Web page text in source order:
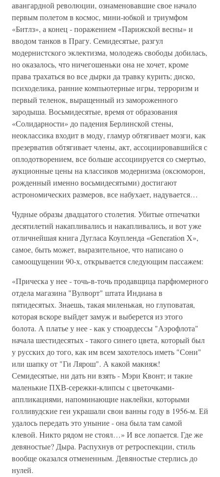
авангардной революции, ознаменовавшие свое начало
первым полетом в космос, мини-юбкой и триумфом
«Битлз», а конец - поражением «Парижской весны» и
вводом танков в Прагу. Семидесятые, разгул
модернистского эклектизма, молодежь свободы добилась,
но оказалось, что ничегошеньки она не хочет, кроме
права трахаться во все дырки да травку курить; диско,
психоделика, ранние компьютерные игры, терроризм и
первый теленок, выращенный из замороженного
зародыша. Восьмидесятые, время от образования
«Солидарности» до падения Берлинской стены,
неоклассика входит в моду, гламур обтягивает мозги, как
презерватив обтягивает члены, акт, ассоциировавшийся с
оплодотворением, все больше ассоциируется со смертью,
аукционные цены на классиков модернизма (оксюморон,
рожденный именно восьмидесятыми) достигают
астрономических размеров, все набухает, надувается…
Чудные образы двадцатого столетия. Убитые отпечатки
десятилетий накапливались и накапливались, и вот уже
отличнейшая книга Дугласа Коупленда «Generation X»,
самое, быть может, выразительное, что написано о
самоощущении 90-х, открывается следующим пассажем:
«Прическа у нее - точь-в-точь продавщица парфюмерного
отдела магазина "Вулворт" штата Индиана в
пятидесятых. Знаешь, такая миленькая, но глуповатая,
которая вскоре выйдет замуж и выберется из этого
болота. А платье у нее - как у стюардессы "Аэрофлота"
начала шестидесятых - такого синего цвета, который был
у русских до того, как им всем захотелось иметь "Сони"
или шапку от "Ги Лярош". А какой макияж!
Семидесятые, ни дать ни взять - Мэри Квонт; и такие
маленькие ПХВ-сережки-клипсы с цветочками-
аппликациями, напоминающие наклейки, которыми
голливудские геи украшали свои ванны году в 1956-м. Ей
удалось передать это уныние - она была там самой
клевой. Никто рядом не стоял…» И все лопается. Где же
девяностые? Дыра. Распухнув от ретроспекции, стиль
вообще оказался отмененным. Девяностые стерлись до
нулей.